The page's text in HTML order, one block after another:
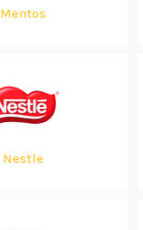
Mentos
Nestle